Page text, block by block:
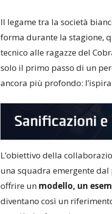
Il legame tra la società
forma durante la stagione,
tecnico alle ragazze del
solo il primo passo di un
ancora più profondo:
L’obiettivo della
una squadra emergente
offrire un modello, un
diventano così un